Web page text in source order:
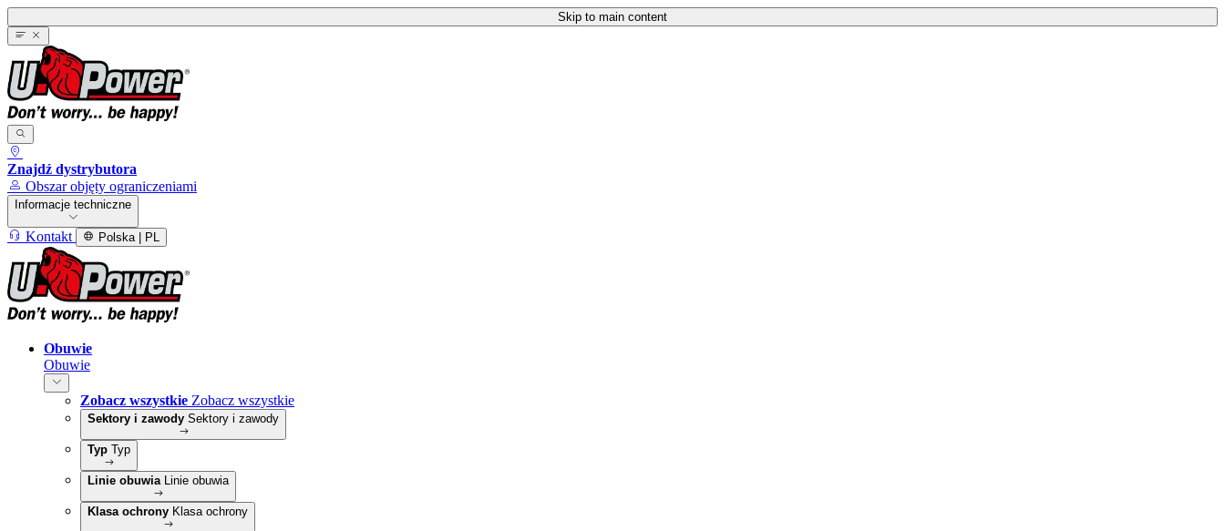
Skip to main content
Znajdź dystrybutora
Obszar objęty ograniczeniami
Informacje techniczne
Kontakt Polska | PL
Obuwie
Obuwie
Zobacz wszystkie Zobacz wszystkie
Sektory i zawody Sektory i zawody
Typ Typ
Linie obuwia Linie obuwia
Klasa ochrony Klasa ochrony